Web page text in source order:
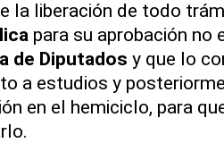
la liberación de todo
para su aprobación no
de Diputados y que lo
a estudios y
en el hemiciclo, para